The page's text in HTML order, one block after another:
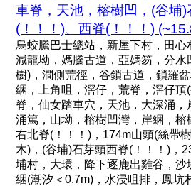
車脊，天池，榕樹凹，(谷埔)
(！！！)、西脊(！！！)
烏蛟騰巴士總站，新屋下村，田心
減龍坳，媽騰古道，亞媽笏，分水
樹)，澗側荒徑，谷鎖古道，鎖羅
綑，上角咀，滘仔，荒脊，滘仔頂
脊，仙女踏車穴，天池，大深涌，
涌篤，山坳，榕樹凹灣，岸綑，榕
右北脊(！！！)，174m山頭(絲帶
木)，(谷埔)石芽頭西脊(！！！)，
埔村，大環，降下逐鹿出雞谷，沙
綑(潮汐＜0.7m)，水浸咀排，鳳坑